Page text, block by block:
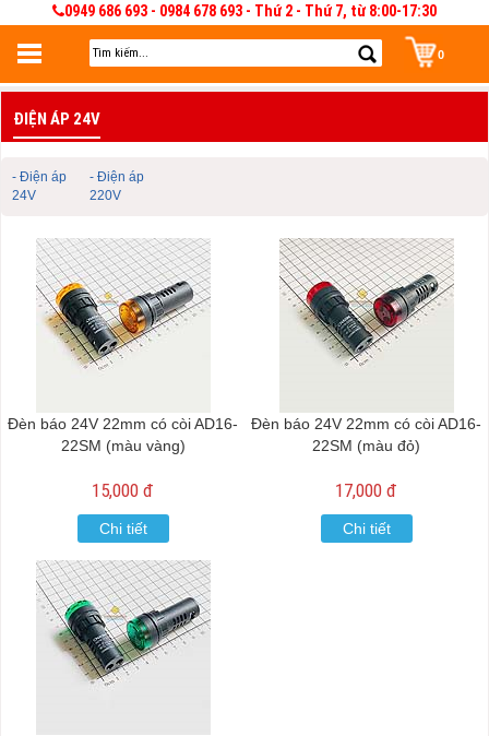
0949 686 693 - 0984 678 693 - Thứ 2 - Thứ 7, từ 8:00-17:30
0
Đăng nhập
Đăng nhập để lưu giỏ hàng 30 ngày. Có thể sửa và quản lý giỏ hàng và đơn
hàng
ĐIỆN ÁP 24V
- Điện áp
24V
- Điện áp
220V
Đèn báo 24V 22mm có còi AD16-
22SM (màu vàng)
15,000 đ
Chi tiết
Đèn báo 24V 22mm có còi AD16-
22SM (màu đỏ)
17,000 đ
Chi tiết